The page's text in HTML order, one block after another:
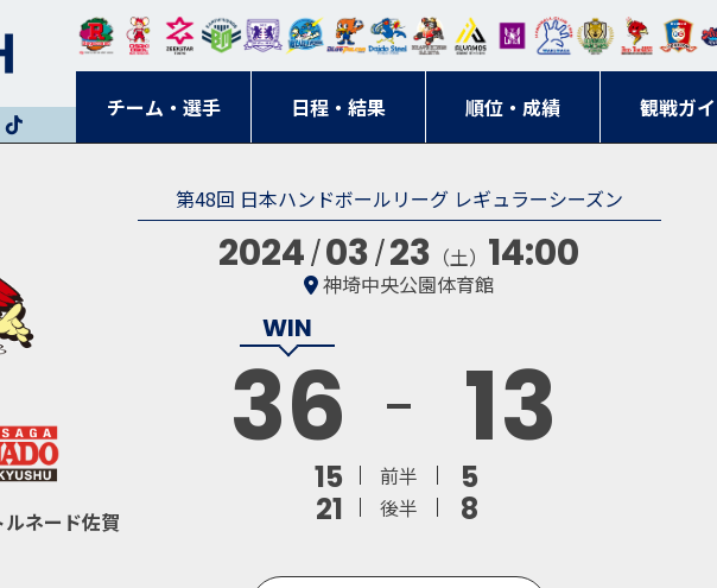
チーム・選手 日程・結果 順位・成績 観戦ガ
東日
本レ
ガロ
オー
ソル
埼玉
クス
ター
東京
BM
川
ドリ
ーム
ス
寺ブ
ルー
サン
ーフ
ァル
コン
屋
ニッ キン
ス大
阪
エゾハン
ブ
ンウ
ルヴ
ス福
ルネ
第48回 日本ハンドボールリーグ レギュラーシーズン
ネード佐賀
2024 03 23 （土） 14:00
神埼中央公園体育館
36 13
15 前半
5
21
後半 8